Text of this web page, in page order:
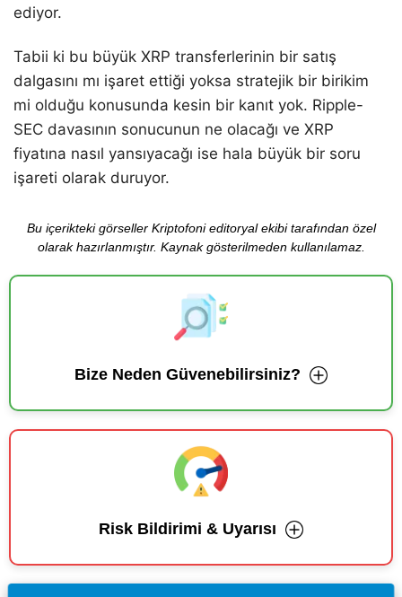
ediyor.
Tabii ki bu büyük XRP transferlerinin bir satış
dalgasını mı işaret ettiği yoksa stratejik bir birikim
mi olduğu konusunda kesin bir kanıt yok. Ripple-
SEC davasının sonucunun ne olacağı ve XRP
fiyatına nasıl yansıyacağı ise hala büyük bir soru
işareti olarak duruyor.
Bu içerikteki görseller Kriptofoni editoryal ekibi tarafından özel
olarak hazırlanmıştır. Kaynak gösterilmeden kullanılamaz.
Bize Neden Güvenebilirsiniz?
Risk Bildirimi & Uyarısı